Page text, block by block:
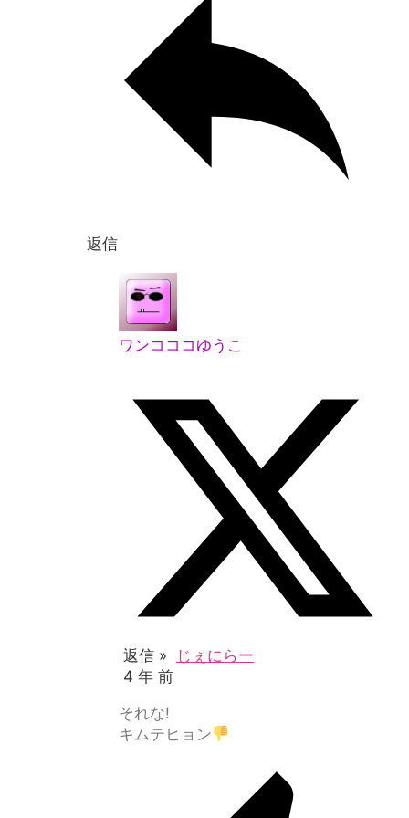
返信
ワンコココゆうこ
返信 »
じぇにらー
4 年 前
それな!
キムテヒョン